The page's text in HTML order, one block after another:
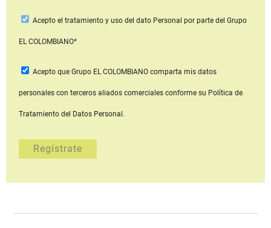
Acepto el tratamiento y uso del dato Personal por parte del Grupo
EL COLOMBIANO*
Acepto que Grupo EL COLOMBIANOcomparta mis datos
personales con terceros aliados comerciales conforme su Política de
Tratamiento del Datos Personal.